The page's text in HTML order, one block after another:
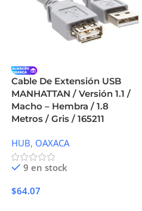
Cable De Extensión USB
MANHATTAN / Versión 1.1 /
Macho – Hembra / 1.8
Metros / Gris / 165211
HUB, OAXACA
9 en stock
$64.07